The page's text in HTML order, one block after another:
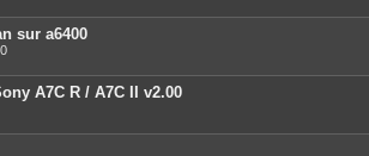
t
e
s
sur a6400
A7C R / A7C II v2.00